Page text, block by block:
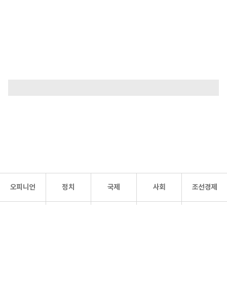
오피니언 정치 국제 사회 조선경제